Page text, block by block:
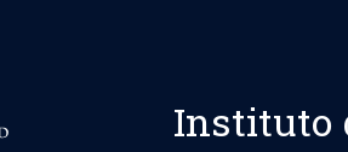
Instituto